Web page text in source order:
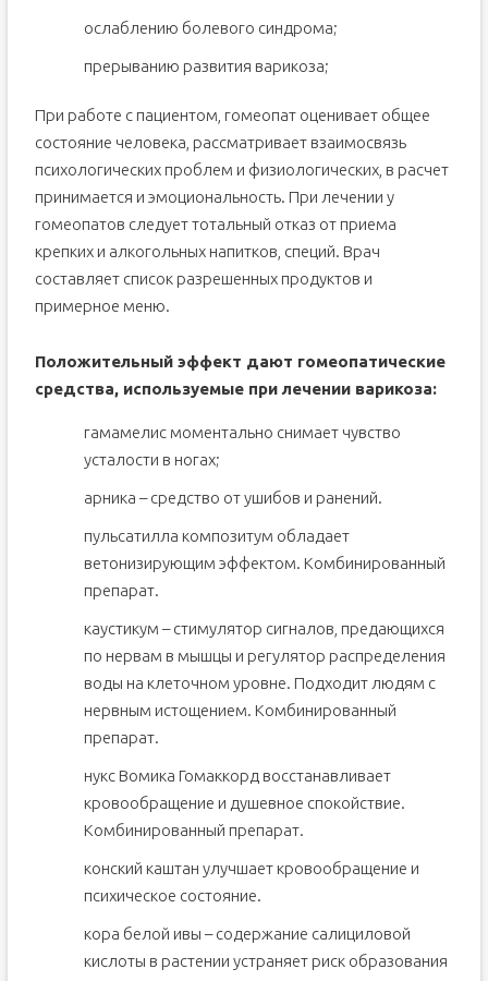
ослаблению болевого синдрома;
прерыванию развития варикоза;
При работе с пациентом, гомеопат оценивает общее
состояние человека, рассматривает взаимосвязь
психологических проблем и физиологических, в расчет
принимается и эмоциональность. При лечении у
гомеопатов следует тотальный отказ от приема
крепких и алкогольных напитков, специй. Врач
составляет список разрешенных продуктов и
примерное меню.
Положительный эффект дают гомеопатические
средства, используемые при лечении варикоза:
гамамелис моментально снимает чувство
усталости в ногах;
арника – средство от ушибов и ранений.
пульсатилла композитум обладает
ветонизирующим эффектом. Комбинированный
препарат.
каустикум – стимулятор сигналов, предающихся
по нервам в мышцы и регулятор распределения
воды на клеточном уровне. Подходит людям с
нервным истощением. Комбинированный
препарат.
нукс Вомика Гомаккорд восстанавливает
кровообращение и душевное спокойствие.
Комбинированный препарат.
конский каштан улучшает кровообращение и
психическое состояние.
кора белой ивы – содержание салициловой
кислоты в растении устраняет риск образования